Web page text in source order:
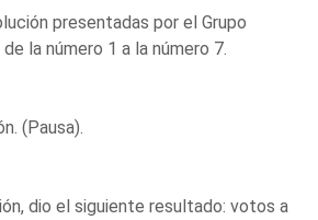
presentadas por el Grupo
la número 1 a la número 7.
(Pausa).
dio el siguiente resultado: votos a